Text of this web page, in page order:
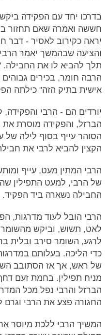
בדרכו יחד עם הפקידה
חששה ואמרה שאם תחזור
יראה כקירוב לאסיר - דבר
והציעה שבהמשך יאמר
תלך להביא לו את החבילה.
הרבה חומר, בכירים
אישית בתיק הזה" כילתה
יורדים הם - הרבי
הברזל, והפקידה מוסרת את
הסוהר עייף בסוף לילה של
הקצין להביא לרבי את
הרבי המתין מעט, עייף
של הרבי, למעט התפילין
החבילה נשארה ביד הפקיד.
הרבי הובל לעוד מדרגות,
לאט, תשוש, וביקש מהשומר
לרגע, השומר סירב ובלית
כדי הליכה. בעלותם
של ראש, אך אז הסתובב
מניח תפילין. בחמת זעם
הברזל והרבי נפל מכל
החגורה פצע את הרבי וגרם
המשיך הרבי ללכת מיוסר